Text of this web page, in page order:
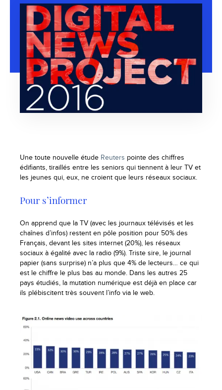
Une toute nouvelle étude Reuters pointe des chiffres
édifiants, tiraillés entre les seniors qui tiennent à leur TV et
les jeunes qui, eux, ne croient que leurs réseaux sociaux.
Pour s’informer
On apprend que la TV (avec les journaux télévisés et les
chaînes d’infos) restent en pôle position pour 50% des
Français, devant les sites internet (20%), les réseaux
sociaux à égalité avec la radio (9%). Triste sire, le journal
papier (sans surprise) n’a plus que 4% de lecteurs… ce qui
est le chiffre le plus bas au monde. Dans les autres 25
pays étudiés, la mutation numérique est déjà en place car
ils plébiscitent très souvent l’info via le web.